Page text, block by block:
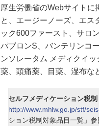
厚生労働省のWebサイトに
と、エージーノーズ、エス
ック600ファースト、サロ
パブロンS、バンテリンコ
ンソレータム メディクイ
薬、頭痛薬、目薬、湿布な
セルフメディケーション税
http://www.mhlw.go.jp/stf/
ション税制対象品目一覧」参